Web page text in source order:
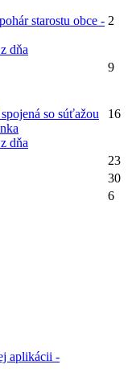
starostu obce -
dňa
2
9
so súťažou
dňa
16
23
30
6
aplikácii -